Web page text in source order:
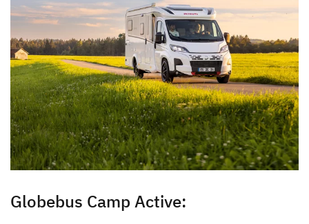
Globebus Camp Active: